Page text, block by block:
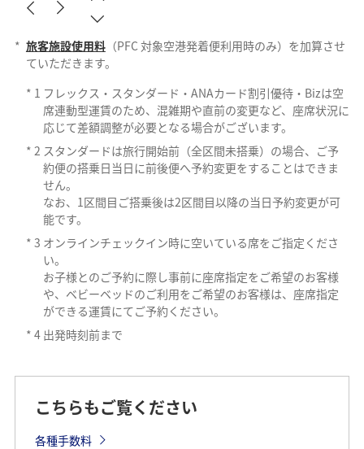
* 旅客施設使用料（PFC 対象空港発着便利用時のみ）を加算させ
ていただきます。
* 1 フレックス・スタンダード・ANAカード割引優待・Bizは空
席連動型運賃のため、混雑期や直前の変更など、座席状況に
応じて差額調整が必要となる場合がございます。
* 2 スタンダードは旅行開始前（全区間未搭乗）の場合、ご予
約便の搭乗日当日に前後便へ予約変更をすることはできま
せん。
なお、1区間目ご搭乗後は2区間目以降の当日予約変更が可
能です。
* 3 オンラインチェックイン時に空いている席をご指定くださ
い。
お子様とのご予約に際し事前に座席指定をご希望のお客様
や、ベビーベッドのご利用をご希望のお客様は、座席指定
ができる運賃にてご予約ください。
* 4 出発時刻前まで
こちらもご覧ください
各種手数料